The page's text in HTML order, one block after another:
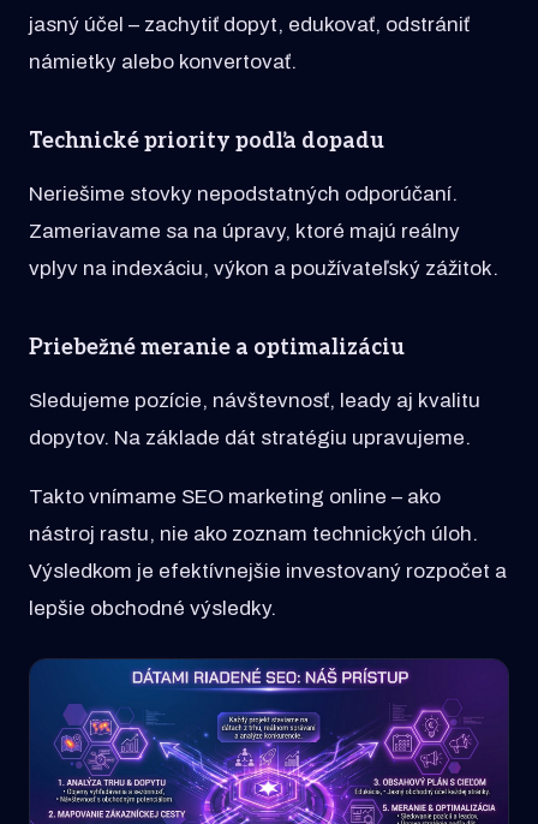
jasný účel – zachytiť dopyt, edukovať, odstrániť
námietky alebo konvertovať.
Technické priority podľa dopadu
Neriešime stovky nepodstatných odporúčaní.
Zameriavame sa na úpravy, ktoré majú reálny
vplyv na indexáciu, výkon a používateľský zážitok.
Priebežné meranie a optimalizáciu
Sledujeme pozície, návštevnosť, leady aj kvalitu
dopytov. Na základe dát stratégiu upravujeme.
Takto vnímame SEO marketing online – ako
nástroj rastu, nie ako zoznam technických úloh.
Výsledkom je efektívnejšie investovaný rozpočet a
lepšie obchodné výsledky.